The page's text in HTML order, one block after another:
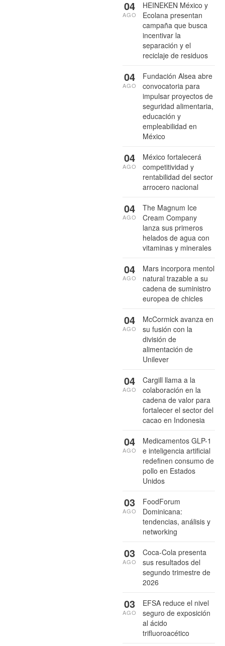
HEINEKEN México y
Ecolana presentan
campaña que busca
incentivar la
separación y el
reciclaje de residuos
04
AGO
Fundación Alsea abre
convocatoria para
impulsar proyectos de
seguridad alimentaria,
educación y
empleabilidad en
México
04
AGO
México fortalecerá
competitividad y
rentabilidad del sector
arrocero nacional
04
AGO
The Magnum Ice
Cream Company
lanza sus primeros
helados de agua con
vitaminas y minerales
04
AGO
Mars incorpora mentol
natural trazable a su
cadena de suministro
europea de chicles
04
AGO
McCormick avanza en
su fusión con la
división de
alimentación de
Unilever
04
AGO
Cargill llama a la
colaboración en la
cadena de valor para
fortalecer el sector del
cacao en Indonesia
04
AGO
Medicamentos GLP-1
e inteligencia artificial
redefinen consumo de
pollo en Estados
Unidos
04
AGO
FoodForum
Dominicana:
tendencias, análisis y
networking
03
AGO
Coca-Cola presenta
sus resultados del
segundo trimestre de
2026
03
AGO
EFSA reduce el nivel
seguro de exposición
al ácido
trifluoroacético
03
AGO